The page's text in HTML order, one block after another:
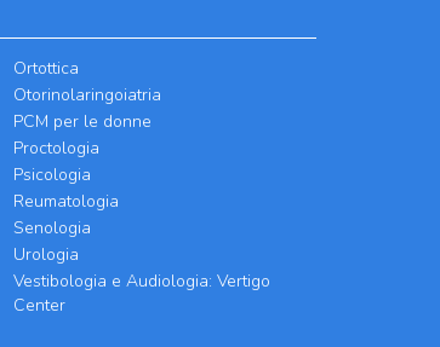
Ortottica
Otorinolaringoiatria
PCM per le donne
Proctologia
Psicologia
Reumatologia
Senologia
Urologia
Vestibologia e Audiologia: Vertigo
Center